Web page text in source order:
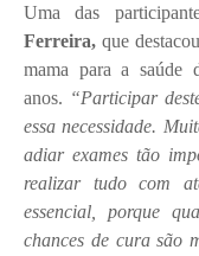
Uma das
Ferreira, que
mama para a saúde
anos. “Participar
essa necessidade.
adiar exames tão
realizar tudo com
essencial, porque
chances de cura são